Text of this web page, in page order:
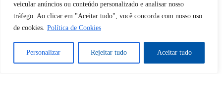
veicular anúncios ou conteúdo personalizado e analisar nosso
tráfego. Ao clicar em "Aceitar tudo", você concorda com nosso uso
de cookies. Política de Cookies
Personalizar Rejeitar tudo Aceitar tudo
Tem certeza de que deseja
desbloquear esta publicação?
Desbloquear esquerda : 0